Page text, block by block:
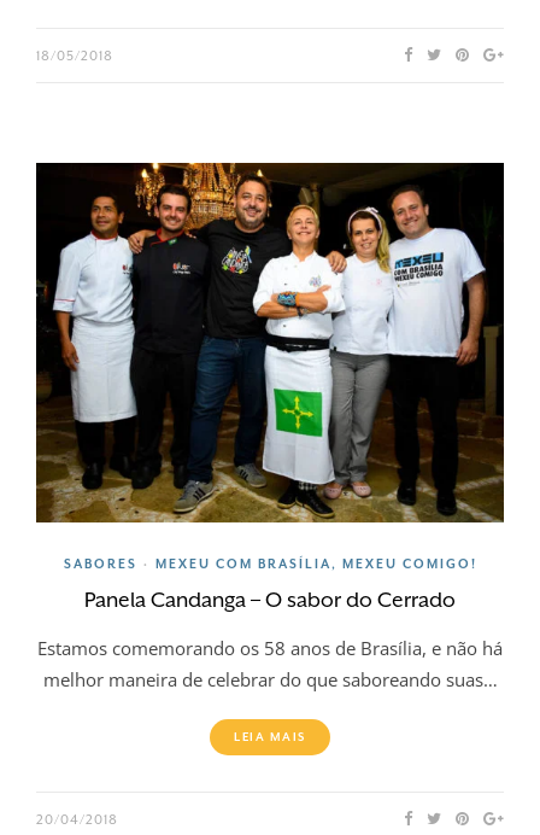
18/05/2018
SABORES • MEXEU COM BRASÍLIA, MEXEU COMIGO!
Panela Candanga – O sabor do Cerrado
Estamos comemorando os 58 anos de Brasília, e não há
melhor maneira de celebrar do que saboreando suas…
LEIA MAIS
20/04/2018